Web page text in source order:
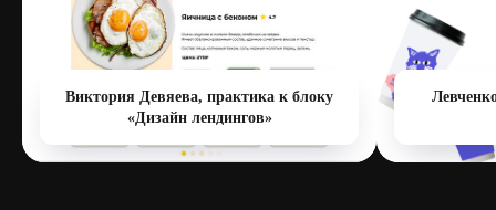
Виктория Девяева, практика к блоку
«Дизайн лендингов»